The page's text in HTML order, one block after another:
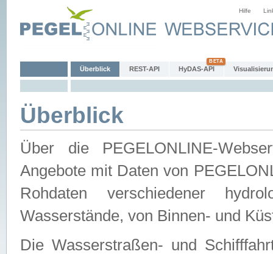
Hilfe
Überblick REST-API HyDAS-API
Überblick
Über die PEGELONLINE-
Angebote mit Daten von
Rohdaten verschiedener
Wasserstände, von Binnen- und
Die Wasserstraßen- und